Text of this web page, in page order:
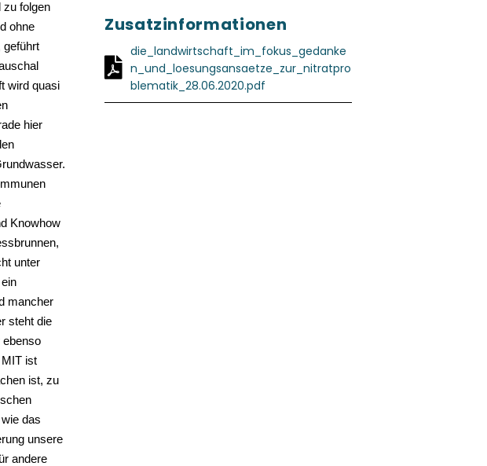
zu folgen
ohne
geführt
wird quasi
hier
Knowhow
unter
mancher
steht die
ebenso
MIT ist
ist, zu
das
unsere
andere
Zusatzinformationen
die_landwirtschaft_im_fokus_gedanke
n_und_loesungsansaetze_zur_nitratpro
blematik_28.06.2020.pdf